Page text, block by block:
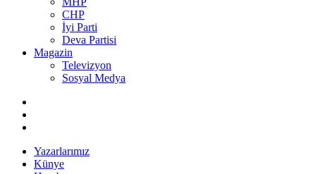
CHP
İyi Parti
Deva Partisi
Magazin
Televizyon
Sosyal Medya
Yazarlarımız
Künye